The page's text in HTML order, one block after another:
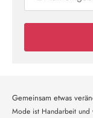
Gemeinsam etwas
Mode ist Handarbeit und